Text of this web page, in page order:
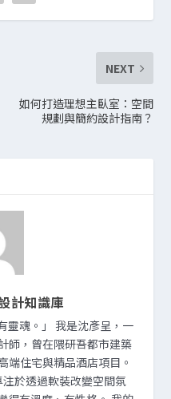
NEXT
如何打造理想主臥室：空間
規劃與簡約設計指南？
計知識庫
靈魂。」 我是沈彥呈，一
師，曾在隈研吾都市建築
端住宅與精品酒店項目。
於透過軟裝改變空間氛